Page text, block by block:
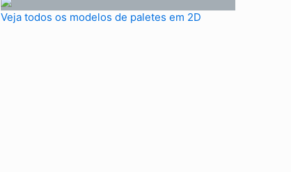
Veja todos os modelos de paletes em 2D